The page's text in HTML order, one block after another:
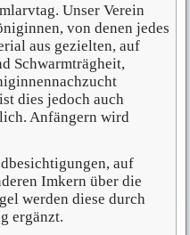
Unser Verein
von denen jedes
aus gezielten, auf
Schwarmträgheit,
dies jedoch auch
Anfängern wird
auf
Imkern über die
werden diese durch
ergänzt.